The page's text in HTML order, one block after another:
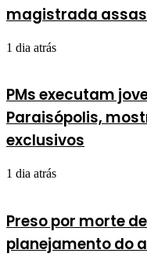
magistrada
1 dia atrás
PMs executam
Paraisópolis,
exclusivos
1 dia atrás
Preso por morte
planejamento do